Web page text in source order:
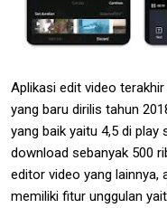
Aplikasi edit video
yang baru dirilis tahun
yang baik yaitu 4,5 di
download sebanyak 500
editor video yang lainnya,
memiliki fitur unggulan